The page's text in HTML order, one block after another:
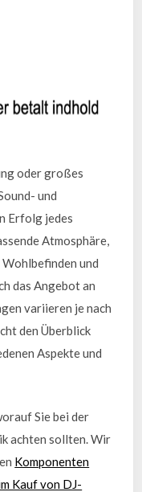
oder großes
und
Erfolg jedes
Atmosphäre,
und
das Angebot an
variieren je nach
den Überblick
Aspekte und
Sie bei der
achten sollten. Wir
Komponenten
Kauf von DJ-